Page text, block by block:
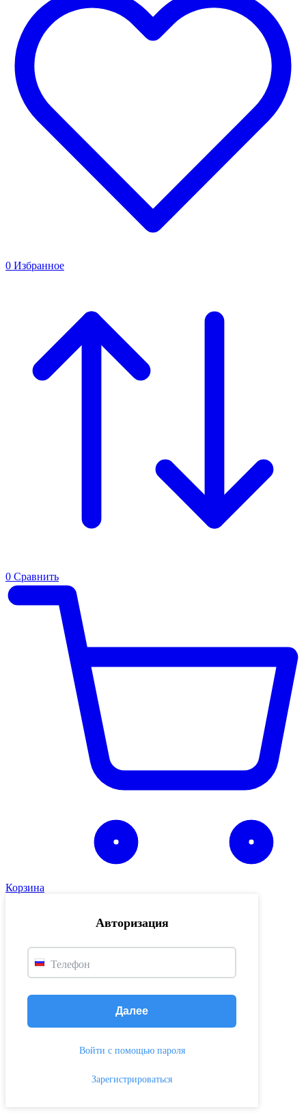
0 Избранное
0 Сравнить
Корзина
Авторизация
Телефон
Далее
Войти с помощью пароля
Зарегистрироваться